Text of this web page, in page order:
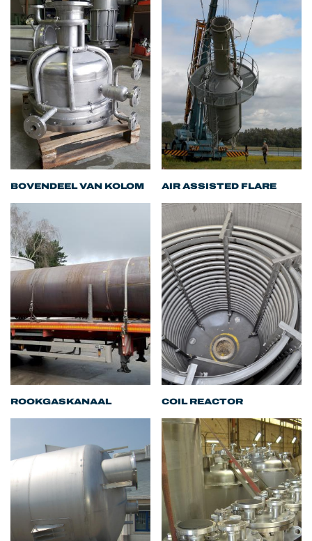
BOVENDEEL VAN KOLOM AIR ASSISTED FLARE
ROOKGASKANAAL COIL REACTOR